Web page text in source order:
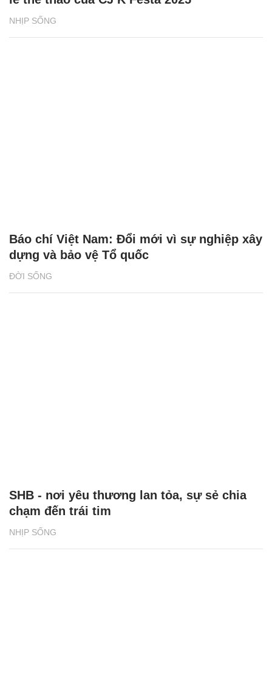
NHỊP SỐNG
ĐỜI SỐNG
Báo chí Việt Nam: Đổi mới vì sự nghiệp xây
dựng và bảo vệ Tổ quốc
NHỊP SỐNG
SHB - nơi yêu thương lan tỏa, sự sẻ chia
chạm đến trái tim